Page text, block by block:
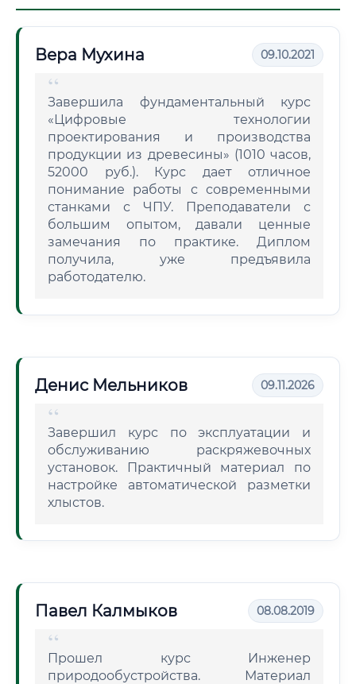
Вера Мухина 09.10.2021
Завершила фундаментальный курс
«Цифровые технологии
проектирования и производства
продукции из древесины» (1010 часов,
52000 руб.). Курс дает отличное
понимание работы с современными
станками с ЧПУ. Преподаватели с
большим опытом, давали ценные
замечания по практике. Диплом
получила, уже предъявила
работодателю.
Денис Мельников 09.11.2026
Завершил курс по эксплуатации и
обслуживанию раскряжевочных
установок. Практичный материал по
настройке автоматической разметки
хлыстов.
Павел Калмыков 08.08.2019
Прошел курс Инженер
природообустройства. Материал